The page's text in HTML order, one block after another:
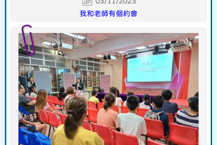
我和老師有個約會